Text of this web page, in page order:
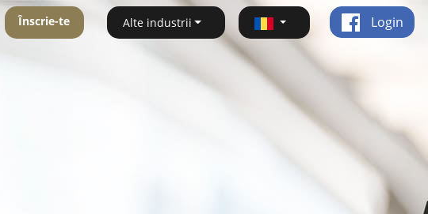
Înscrie-te Alte industrii Login